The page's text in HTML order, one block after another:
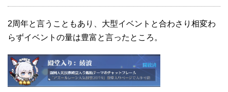
2周年と言うこともあり、大型イベントと合わさり相変わ
らずイベントの量は豊富と言ったところ。